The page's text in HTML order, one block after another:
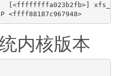
[<ffffffffa023b2fb>]
[6163981.357018]  RSP <ffff88187c967948>
内核版本